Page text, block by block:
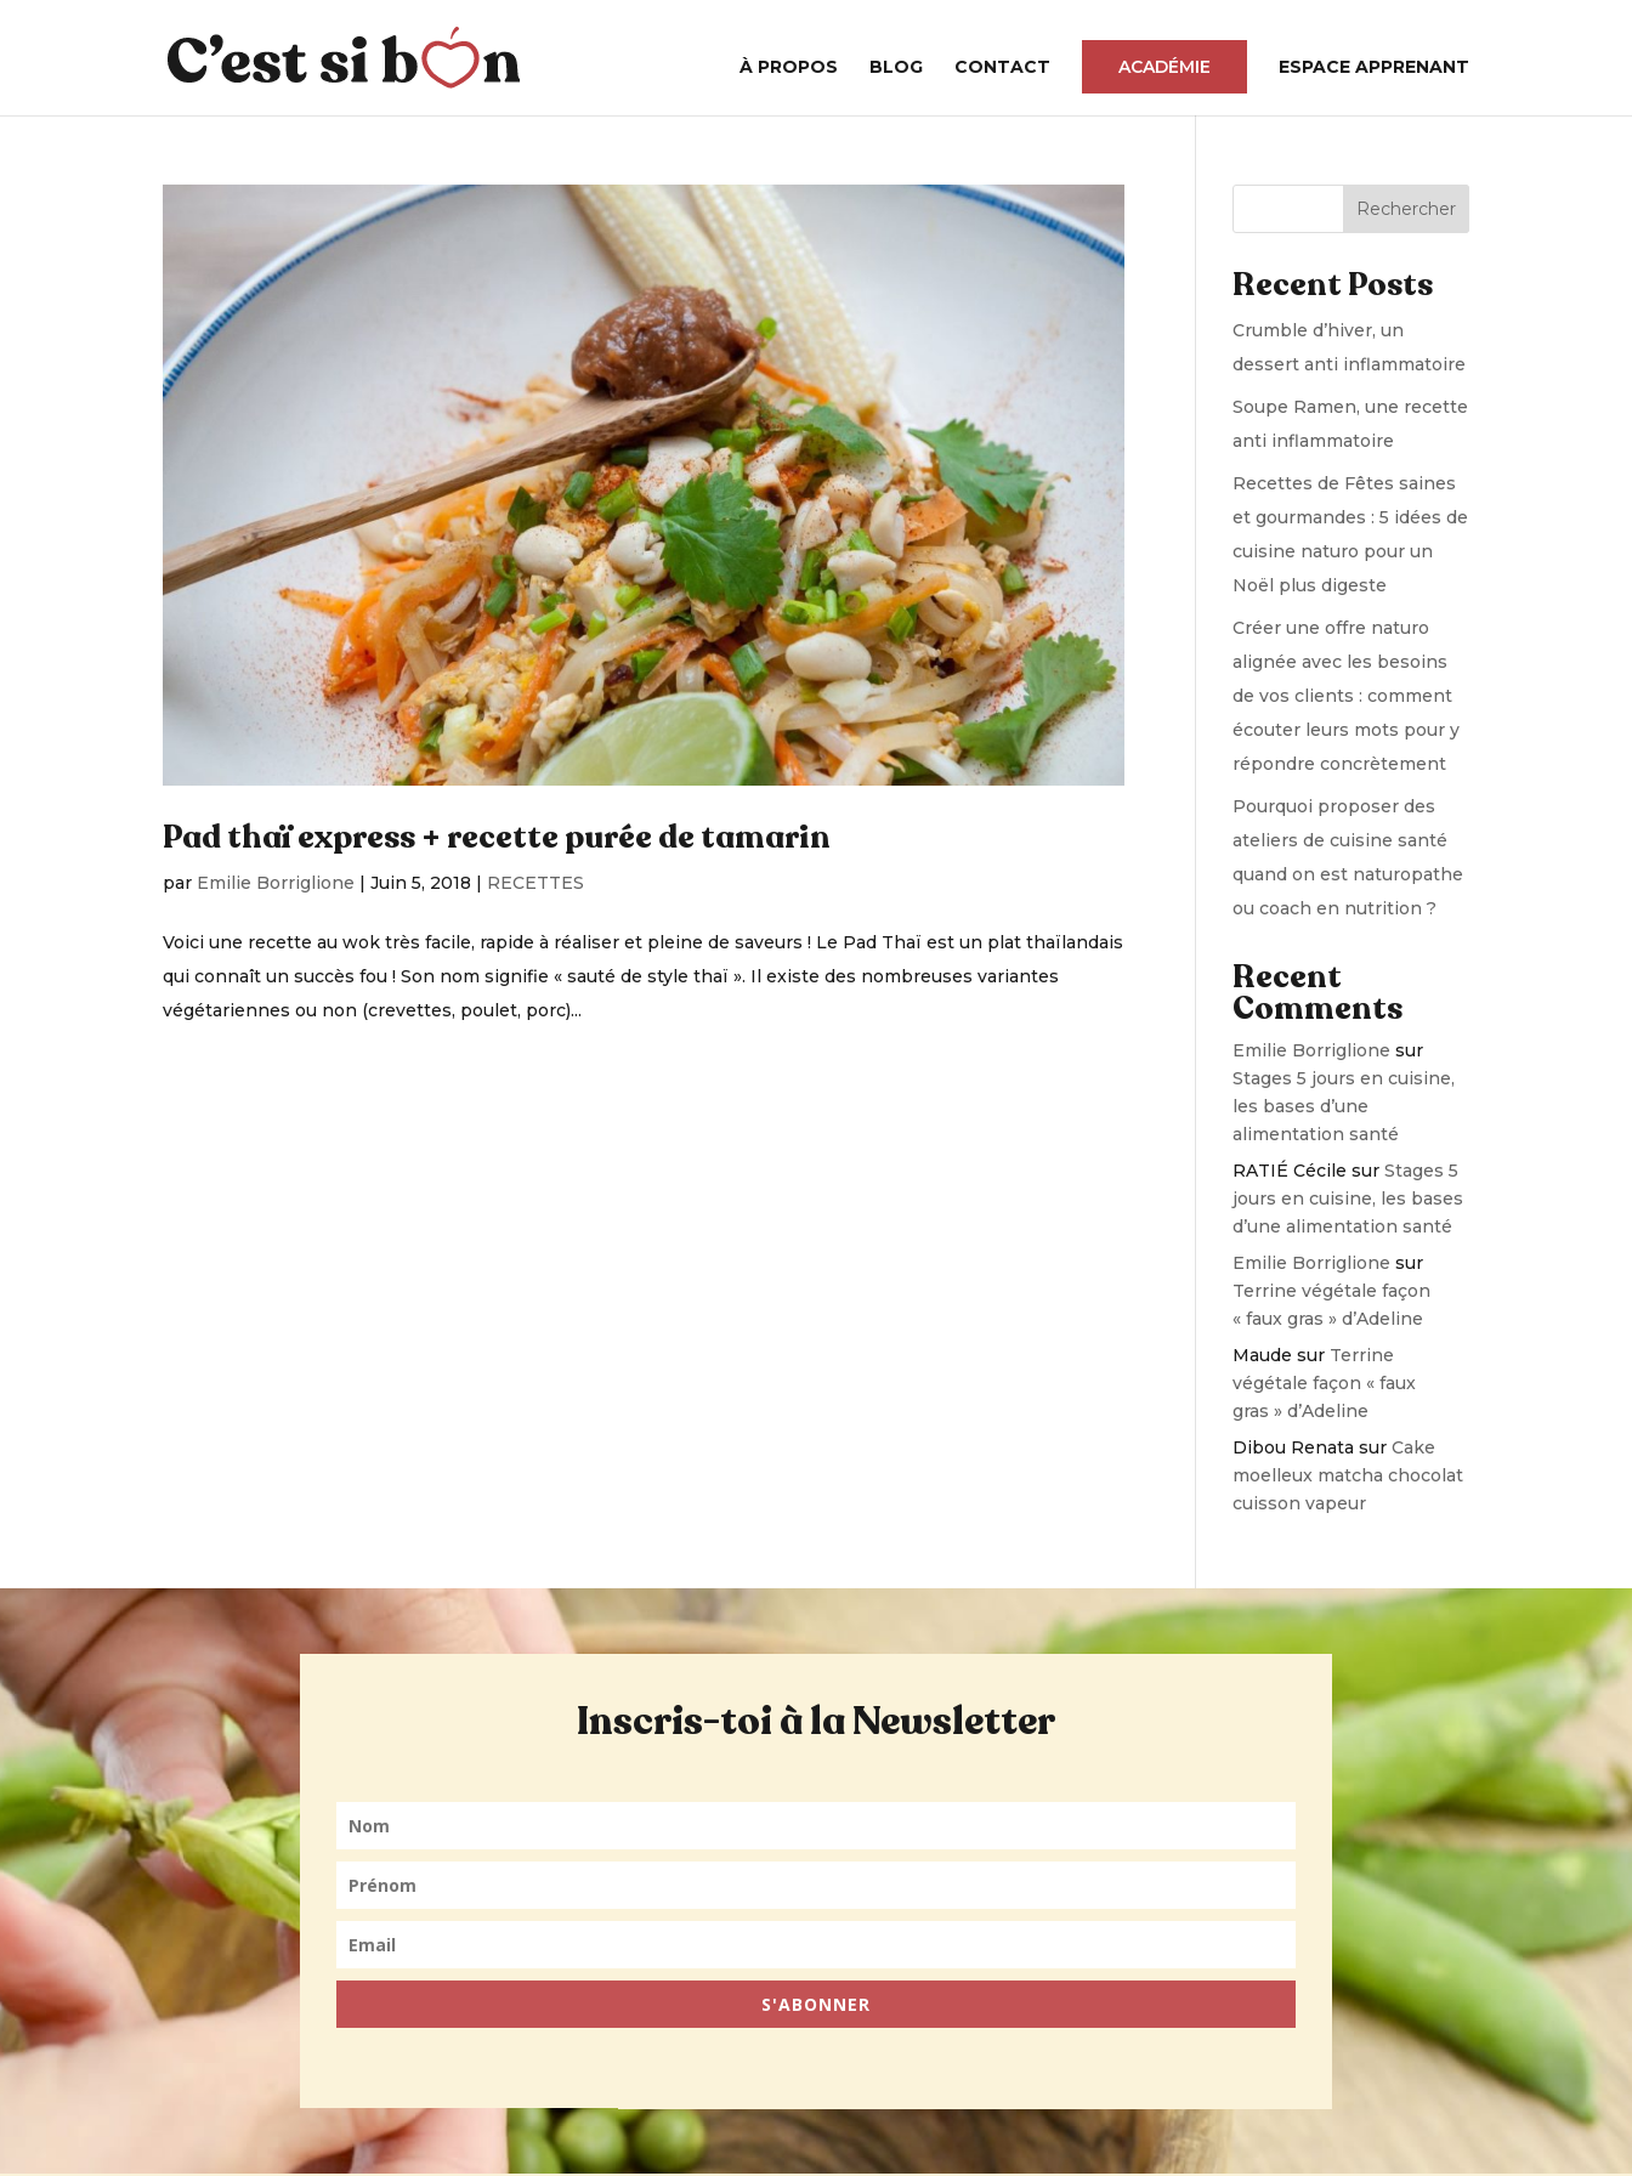
À PROPOS BLOG CONTACT ACADÉMIE ESPACE APPRENANT
Pad thaï express + recette purée de tamarin
par Emilie Borriglione |Juin 5, 2018 | RECETTES
Voici une recette au wok très facile, rapide à réaliser et pleine de saveurs ! Le Pad Thaï est un plat thaïlandais
qui connaît un succès fou ! Son nom signifie « sauté de style thaï ». Il existe des nombreuses variantes
végétariennes ou non (crevettes, poulet, porc)...
Rechercher
Recent Posts
Crumble d’hiver, un
dessert anti inflammatoire
Soupe Ramen, une recette
anti inflammatoire
Recettes de Fêtes saines
et gourmandes : 5 idées de
cuisine naturo pour un
Noël plus digeste
Créer une offre naturo
alignée avec les besoins
de vos clients : comment
écouter leurs mots pour y
répondre concrètement
Pourquoi proposer des
ateliers de cuisine santé
quand on est naturopathe
ou coach en nutrition ?
Recent
Comments
Emilie Borriglione sur
Stages 5 jours en cuisine,
les bases d’une
alimentation santé
RATIÉ Cécile surStages 5
jours en cuisine, les bases
d’une alimentation santé
Emilie Borriglione sur
Terrine végétale façon
« faux gras » d’Adeline
Maude sur Terrine
végétale façon « faux
gras » d’Adeline
Dibou Renata surCake
moelleux matcha chocolat
cuisson vapeur
Inscris-toi à la Newsletter
S'ABONNER